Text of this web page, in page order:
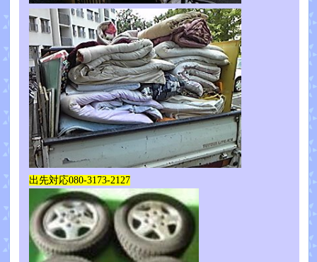
出先対応080-3173-2127